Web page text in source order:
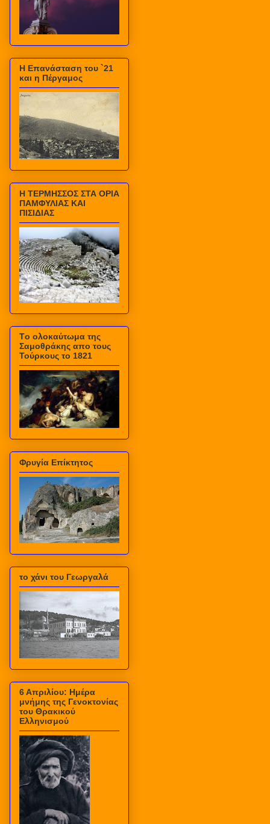
Η Επανάσταση του `21
και η Πέργαμος
Η ΤΕΡΜΗΣΣΟΣ ΣΤΑ ΟΡΙΑ
ΠΑΜΦΥΛΙΑΣ ΚΑΙ
ΠΙΣΙΔΙΑΣ
Τo ολοκαύτωμα της
Σαμοθράκης απο τους
Τούρκους το 1821
Φρυγία Επίκτητος
το χάνι του Γεωργαλά
6 Απριλίου: Ημέρα
μνήμης της Γενοκτονίας
του Θρακικού
Ελληνισμού